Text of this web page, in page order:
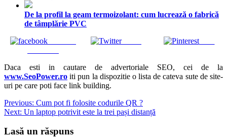
De la profil la geam termoizolant: cum lucrează o fabrică
de tâmplărie PVC
Tweet Save
Daca esti in cautare de advertoriale SEO, cei de la
www.SeoPower.ro iti pun la dispozitie o lista de cateva sute de site-
uri pe care poti face link building.
Navigare
în
articole
Previous: Cum pot fi folosite codurile QR ?
Next: Un laptop potrivit este la trei pași distanță
Lasă un răspuns